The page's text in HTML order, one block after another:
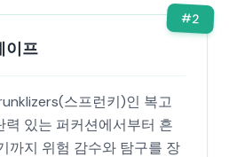
#2
이프
스프런키)인 복고
있는 퍼커션에서부터 흔
까지 위험 감수와 탐구를 장